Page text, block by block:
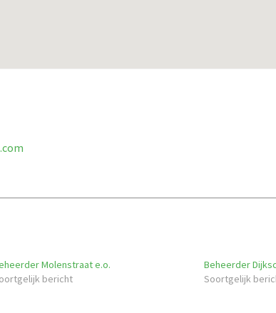
Molenstraat e.o.
bericht
Beheerder
Soortgelijk